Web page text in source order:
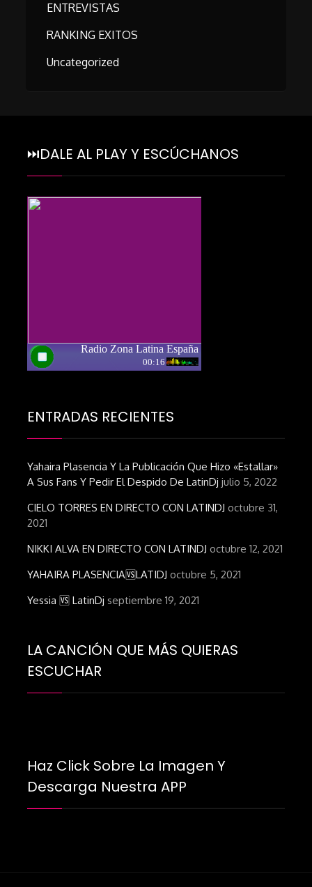
ENTREVISTAS
RANKING EXITOS
Uncategorized
⏭DALE AL PLAY Y ESCÚCHANOS
ENTRADAS RECIENTES
Yahaira Plasencia Y La Publicación Que Hizo «estallar»
A Sus Fans Y Pedir El Despido De LatinDj julio 5, 2022
CIELO TORRES EN DIRECTO CON LATINDJ octubre 31,
2021
NIKKI ALVA EN DIRECTO CON LATINDJ octubre 12, 2021
YAHAIRA PLASENCIA🆚LATIDJ octubre 5, 2021
Yessia 🆚 LatinDj septiembre 19, 2021
LA CANCIÓN QUE MÁS QUIERAS
ESCUCHAR
Haz Click Sobre La Imagen Y
Descarga Nuestra APP